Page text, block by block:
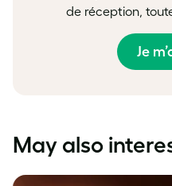
de réception,
Je
May also